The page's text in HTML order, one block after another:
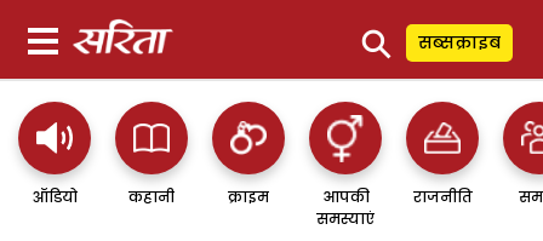
⚲ सब्सक्राइब
ऑडियो कहानी क्राइम
आपकी
समस्याएं
राजनीति